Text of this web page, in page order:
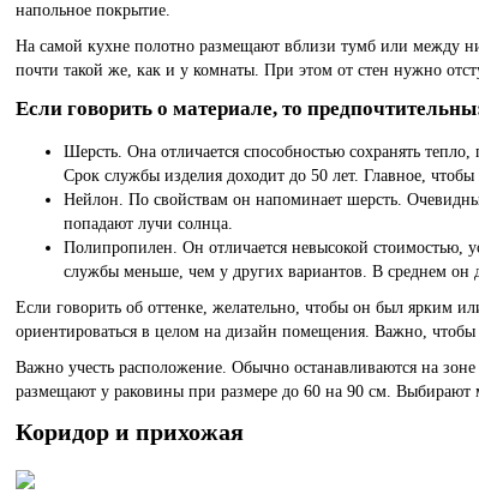
напольное покрытие.
На самой кухне полотно размещают вблизи тумб или между
почти такой же, как и у комнаты. При этом от стен нужно
Если говорить о материале, то
Шерсть. Она отличается способностью сохранять
Срок службы изделия доходит до 50 лет. Главное,
Нейлон. По свойствам он напоминает шерсть.
попадают лучи солнца.
Полипропилен. Он отличается невысокой стоимостью,
службы меньше, чем у других вариантов. В среднем он
Если говорить об оттенке, желательно, чтобы он был ярким
ориентироваться в целом на дизайн помещения. Важно, чтобы
Важно учесть расположение. Обычно останавливаются на
размещают у раковины при размере до 60 на 90 см. Выбирают
Коридор и прихожая